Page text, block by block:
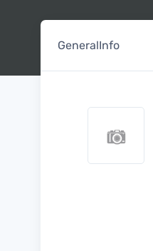
GeneralInfo